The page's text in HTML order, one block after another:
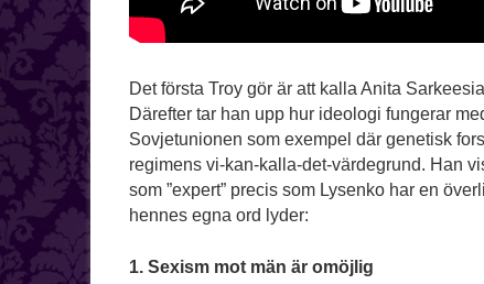
Det första Troy gör är att kalla Anita
Därefter tar han upp hur ideologi fungerar
Sovjetunionen som exempel där genetisk
regimens vi-kan-kalla-det-värdegrund. Han
som ”expert” precis som Lysenko har en
hennes egna ord lyder:
1. Sexism mot män är omöjlig